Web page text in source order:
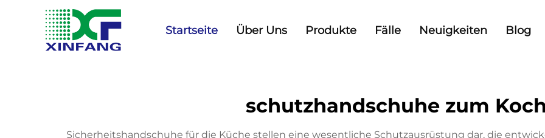
Startseite Über Uns Produkte Fälle Neuigkeiten Blog
schutzhandschuhe zum
Sicherheitshandschuhe für die Küche stellen eine wesentliche Schutzausrüstung dar, die